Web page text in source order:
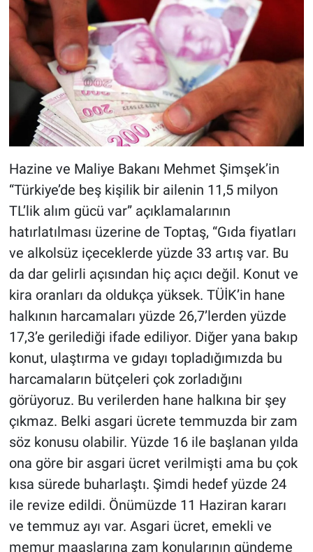
Hazine ve Maliye Bakanı Mehmet Şimşek’in
“Türkiye’de beş kişilik bir ailenin 11,5 milyon
TL’lik alım gücü var” açıklamalarının
hatırlatılması üzerine de Toptaş, “Gıda fiyatları
ve alkolsüz içeceklerde yüzde 33 artış var. Bu
da dar gelirli açısından hiç açıcı değil. Konut ve
kira oranları da oldukça yüksek. TÜİK’in hane
halkının harcamaları yüzde 26,7’lerden yüzde
17,3’e gerilediği ifade ediliyor. Diğer yana bakıp
konut, ulaştırma ve gıdayı topladığımızda bu
harcamaların bütçeleri çok zorladığını
görüyoruz. Bu verilerden hane halkına bir şey
çıkmaz. Belki asgari ücrete temmuzda bir zam
söz konusu olabilir. Yüzde 16 ile başlanan yılda
ona göre bir asgari ücret verilmişti ama bu çok
kısa sürede buharlaştı. Şimdi hedef yüzde 24
ile revize edildi. Önümüzde 11 Haziran kararı
ve temmuz ayı var. Asgari ücret, emekli ve
memur maaşlarına zam konularının gündeme